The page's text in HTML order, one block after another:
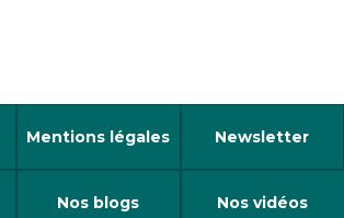
Mentions légales Newsletter
Nos blogs Nos vidéos